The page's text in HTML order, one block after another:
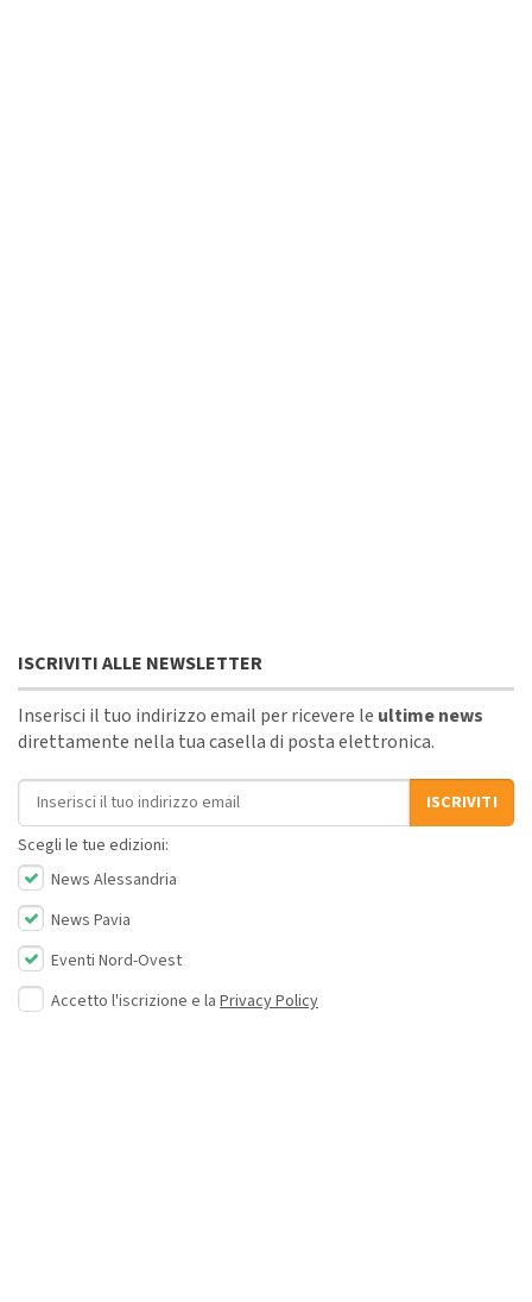
ISCRIVITI ALLE NEWSLETTER
Inserisci il tuo indirizzo email per ricevere le ultime news
direttamente nella tua casella di posta elettronica.
Indirizzo email
ISCRIVITI
Scegli le tue edizioni:
News Alessandria
News Pavia
Eventi Nord-Ovest
Accetto l'iscrizione e la Privacy Policy